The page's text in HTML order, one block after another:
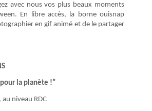
avec nous vos plus beaux moments
En libre accès, la borne ouisnap
en gif animé et de le partager
pour la planète !”
niveau RDC